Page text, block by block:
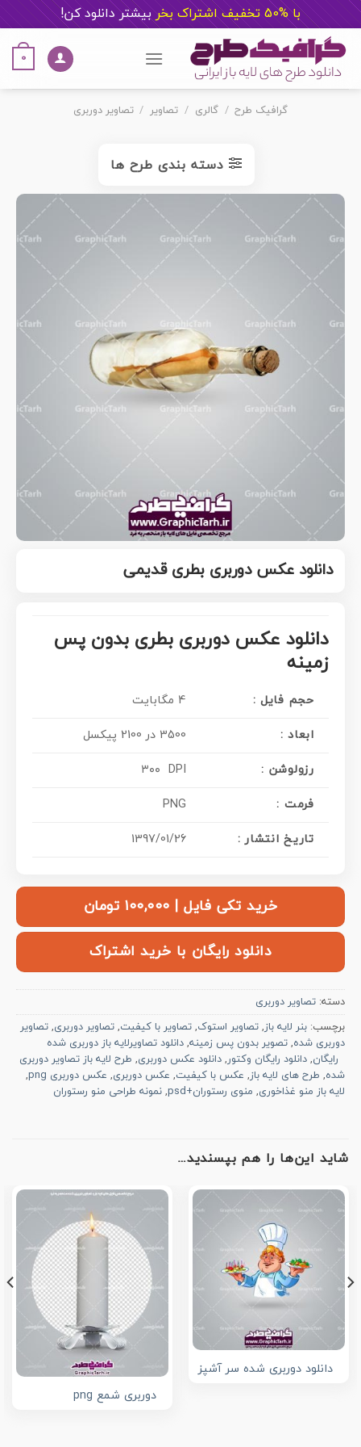
با %50 تخفیف اشتراک بخر بیشتر دانلود کن!
content
0
گرافیک طرح / گالری / تصاویر / تصاویر دوربری
دسته بندی طرح ها
دانلود عکس دوربری بطری قدیمی
دانلود عکس دوربری بطری بدون پس
زمینه
حجم فایل : 4 مگابایت
ابعاد : 3500 در 2100 پیکسل
: رزولوشن ۳۰۰ DPI
فرمت : PNG
تاریخ انتشار : 1397/01/26
خرید تکی فایل | ۱۰۰,۰۰۰ تومان
دانلود رایگان با خرید اشتراک
دسته: تصاویر دوربری
برچسب: بنر لایه باز, تصاویر استوک, تصاویر با کیفیت, تصاویر دوربری, تصاویر
دوربری شده, تصویر بدون پس زمینه, دانلود تصاویرلایه باز دوربری شده
رایگان, دانلود رایگان وکتور, دانلود عکس دوربری, طرح لایه باز تصاویر دوربری
شده, طرح های لایه باز, عکس با کیفیت, عکس دوربری, عکس دوربری png
,
لایه باز منو غذاخوری, منوی رستوران+psd , نمونه طراحی منو رستوران
شاید این‌ها را هم بپسندید…
دانلود دوربری شده سر آشپز
دوربری شمع png